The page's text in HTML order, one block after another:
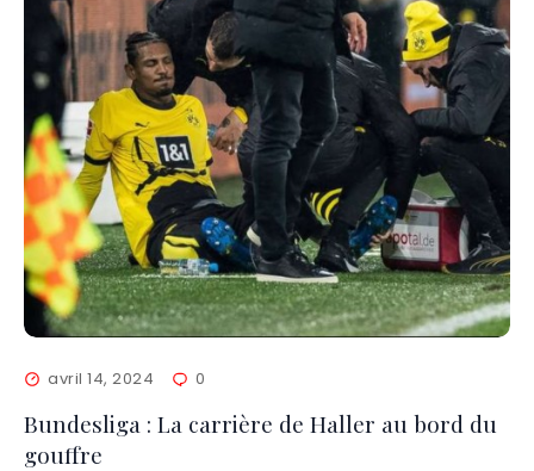
avril 14, 2024 0
Bundesliga : La carrière de Haller au bord du
gouffre